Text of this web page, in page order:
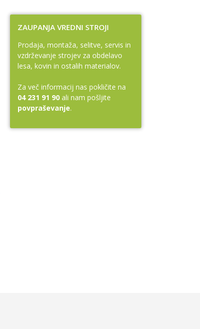
ZAUPANJA VREDNI STROJI
Prodaja, montaža, selitve, servis in
vzdrževanje strojev za obdelavo
lesa, kovin in ostalih materialov.
Za več informacij nas pokličite na
04 231 91 90ali nam pošljite
povpraševanje.